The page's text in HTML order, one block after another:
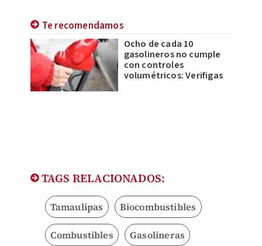
Te recomendamos
Ocho de cada 10
gasolineros no cumple
con controles
volumétricos: Verifigas
TAGS RELACIONADOS:
Tamaulipas Biocombustibles
Combustibles Gasolineras